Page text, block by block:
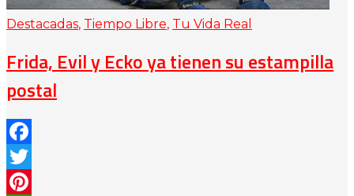
Destacadas, Tiempo Libre, Tu Vida Real
Frida, Evil y Ecko ya tienen su estampilla
postal
Facebook
Twitter